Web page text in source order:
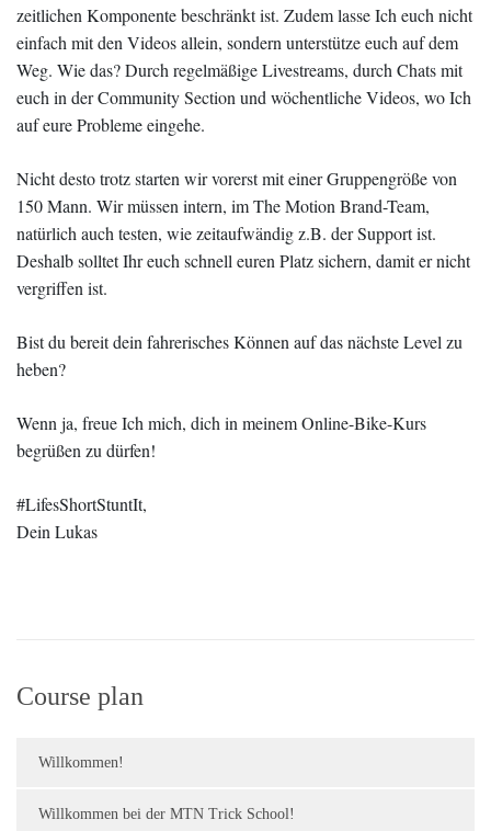
zeitlichen Komponente beschränkt ist. Zudem lasse Ich euch nicht
einfach mit den Videos allein, sondern unterstütze euch auf dem
Weg. Wie das? Durch regelmäßige Livestreams, durch Chats mit
euch in der Community Section und wöchentliche Videos, wo Ich
auf eure Probleme eingehe.
Nicht desto trotz starten wir vorerst mit einer Gruppengröße von
150 Mann. Wir müssen intern, im The Motion Brand-Team,
natürlich auch testen, wie zeitaufwändig z.B. der Support ist.
Deshalb solltet Ihr euch schnell euren Platz sichern, damit er nicht
vergriffen ist.
Bist du bereit dein fahrerisches Können auf das nächste Level zu
heben?
Wenn ja, freue Ich mich, dich in meinem Online-Bike-Kurs
begrüßen zu dürfen!
#LifesShortStuntIt,
Dein Lukas
Course plan
Willkommen!
Willkommen bei der MTN Trick School!